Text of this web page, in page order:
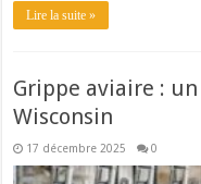
Lire la suite »
Grippe aviaire :
Wisconsin
17 décembre 2025 0